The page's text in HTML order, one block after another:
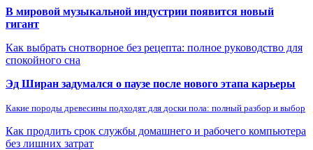
В мировой музыкальной индустрии появится новый
гигант
Как выбрать снотворное без рецепта: полное руководство для
спокойного сна
Эд Ширан задумался о паузе после нового этапа карьеры
Какие породы древесины подходят для доски пола: полный разбор и выбор
Как продлить срок службы домашнего и рабочего компьютера
без лишних затрат